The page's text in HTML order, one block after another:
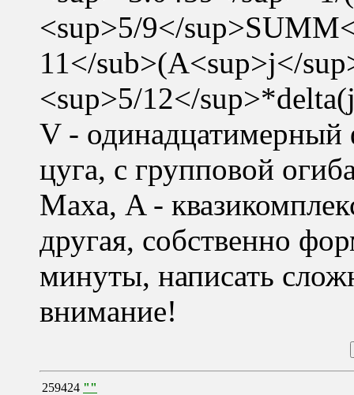
<sup>5/9</
11</sub>(A<sup>j</
<sup>5/12</
V - одинадцатимерный
цуга, с групповой
Маха, A -
другая, собственно
минуты, написать
внимание!
259424 ""